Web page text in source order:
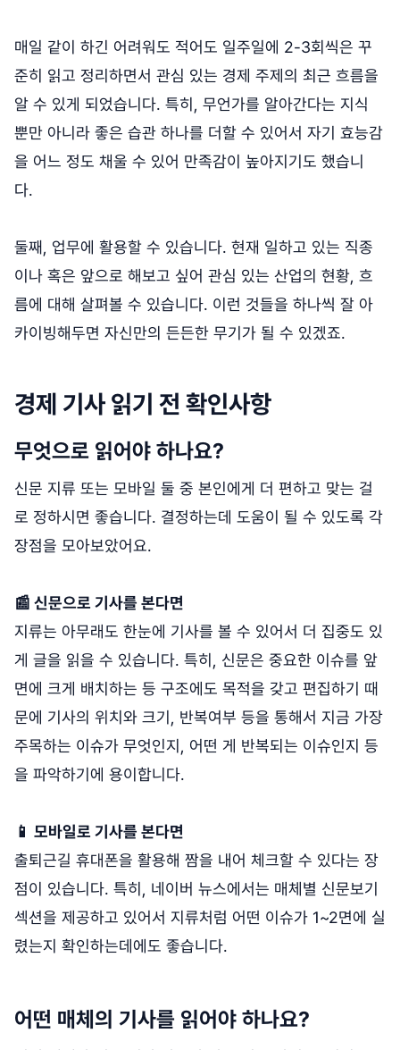
매일 같이 하긴 어려워도 적어도 일주일에 2-3회씩은 꾸
준히 읽고 정리하면서 관심 있는 경제 주제의 최근 흐름을
알 수 있게 되었습니다. 특히, 무언가를 알아간다는 지식
뿐만 아니라 좋은 습관 하나를 더할 수 있어서 자기 효능감
을 어느 정도 채울 수 있어 만족감이 높아지기도 했습니
다.
둘째, 업무에 활용할 수 있습니다. 현재 일하고 있는 직종
이나 혹은 앞으로 해보고 싶어 관심 있는 산업의 현황, 흐
름에 대해 살펴볼 수 있습니다. 이런 것들을 하나씩 잘 아
카이빙해두면 자신만의 든든한 무기가 될 수 있겠죠.
경제 기사 읽기 전 확인사항
무엇으로 읽어야 하나요?
신문 지류 또는 모바일 둘 중 본인에게 더 편하고 맞는 걸
로 정하시면 좋습니다. 결정하는데 도움이 될 수 있도록 각
장점을 모아보았어요.
📰 신문으로 기사를 본다면
지류는 아무래도 한눈에 기사를 볼 수 있어서 더 집중도 있
게 글을 읽을 수 있습니다. 특히, 신문은 중요한 이슈를 앞
면에 크게 배치하는 등 구조에도 목적을 갖고 편집하기 때
문에 기사의 위치와 크기, 반복여부 등을 통해서 지금 가장
주목하는 이슈가 무엇인지, 어떤 게 반복되는 이슈인지 등
을 파악하기에 용이합니다.
📱 모바일로 기사를 본다면
출퇴근길 휴대폰을 활용해 짬을 내어 체크할 수 있다는 장
점이 있습니다. 특히, 네이버 뉴스에서는 매체별 신문보기
섹션을 제공하고 있어서 지류처럼 어떤 이슈가 1~2면에 실
렸는지 확인하는데에도 좋습니다.
어떤 매체의 기사를 읽어야 하나요?